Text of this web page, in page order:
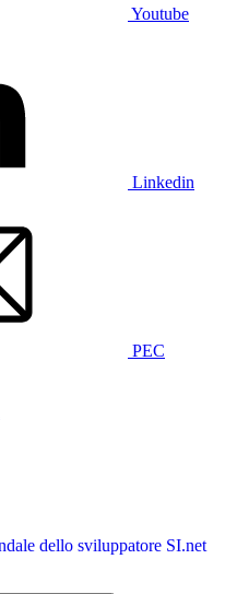
Youtube
Linkedin
PEC
SI.net